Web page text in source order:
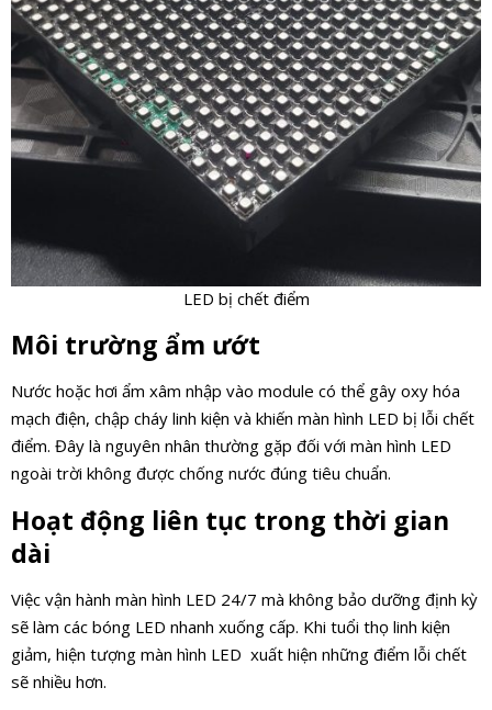
LED bị chết điểm
Môi trường ẩm ướt
Nước hoặc hơi ẩm xâm nhập vào module có thể gây oxy hóa
mạch điện, chập cháy linh kiện và khiến màn hình LED bị lỗi chết
điểm. Đây là nguyên nhân thường gặp đối với màn hình LED
ngoài trời không được chống nước đúng tiêu chuẩn.
Hoạt động liên tục trong thời gian
dài
Việc vận hành màn hình LED 24/7 mà không bảo dưỡng định kỳ
sẽ làm các bóng LED nhanh xuống cấp. Khi tuổi thọ linh kiện
giảm, hiện tượng màn hình LED xuất hiện những điểm lỗi chết
sẽ nhiều hơn.